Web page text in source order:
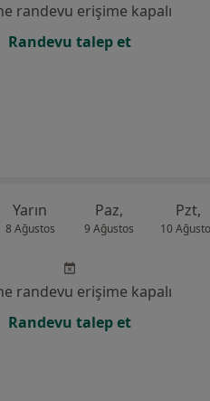
randevu erişime kapalı
Randevu talep et
Yarın
8 Ağustos
Paz,
9 Ağustos
Pzt,
10
randevu erişime kapalı
Randevu talep et